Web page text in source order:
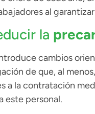
al
la
cambios
de que, al
a la contratación
este personal.